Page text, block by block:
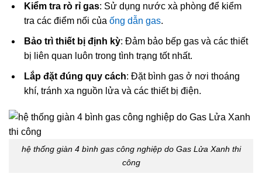
Kiểm tra rò rỉ gas: Sử dụng nước xà phòng để kiểm
tra các điểm nối của ống dẫn gas.
Bảo trì thiết bị định kỳ: Đảm bảo bếp gas và các thiết
bị liên quan luôn trong tình trạng tốt nhất.
Lắp đặt đúng quy cách: Đặt bình gas ở nơi thoáng
khí, tránh xa nguồn lửa và các thiết bị điện.
hệ thống giàn 4 bình gas công nghiệp do Gas Lửa Xanh thi
công